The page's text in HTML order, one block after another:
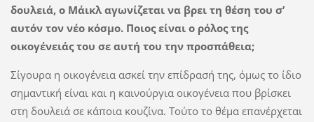
δουλειά, ο Μάικλ αγωνίζεται να βρει τη θέση του σ’
αυτόν τον νέο κόσμο. Ποιος είναι ο ρόλος της
οικογένειάς του σε αυτή του την προσπάθεια;
Σίγουρα η οικογένεια ασκεί την επίδρασή της, όμως το ίδιο
σημαντική είναι και η καινούργια οικογένεια που βρίσκει
στη δουλειά σε κάποια κουζίνα. Τούτο το θέμα επανέρχεται